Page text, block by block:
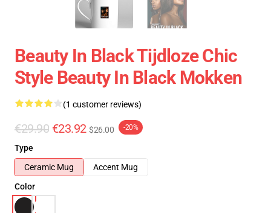
Beauty In Black Tijdloze Chic
Style Beauty In Black Mokken
(1 customer reviews)
€29.90 €23.92 $26.00 -20%
Type
Ceramic Mug
Accent Mug
Color